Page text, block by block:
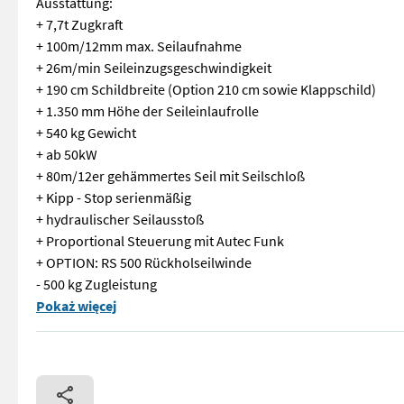
+ 7,7t Zugkraft
+ 100m/12mm max. Seilaufnahme
+ 26m/min Seileinzugsgeschwindigkeit
+ 190 cm Schildbreite (Option 210 cm sowie Klappschild)
+ 1.350 mm Höhe der Seileinlaufrolle
+ 540 kg Gewicht
+ ab 50kW
+ 80m/12er gehämmertes Seil mit Seilschloß
+ Kipp - Stop serienmäßig
+ hydraulischer Seilausstoß
+ Proportional Steuerung mit Autec Funk
+ OPTION: RS 500 Rückholseilwinde
- 500 kg Zugleistung
Neumaschine Holzknecht HS 77 (Standort Aschbach)
Pokaż więcej